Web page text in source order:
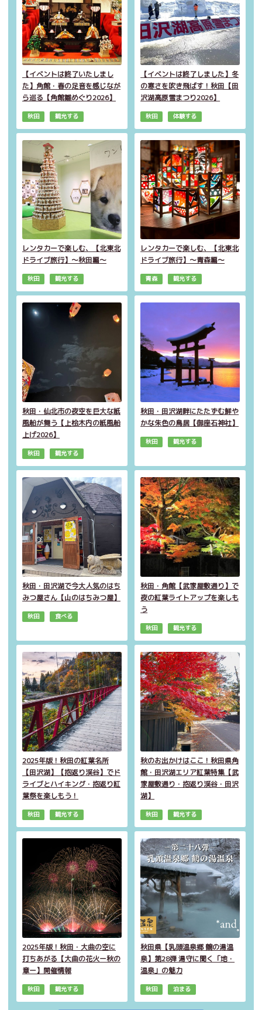
【イベントは終了いたしまし
た】角館・春の足音を感じなが
ら巡る【角館雛めぐり2026】
秋田 観光する
【イベントは終了しました】冬
の寒さを吹き飛ばす！秋田【田
沢湖高原雪まつり2026】
秋田 体験する
レンタカーで楽しむ、【北東北
ドライブ旅行】～秋田編～
秋田 観光する
レンタカーで楽しむ、【北東北
ドライブ旅行】～青森編～
青森 観光する
秋田・仙北市の夜空を巨大な紙
風船が舞う【上桧木内の紙風船
上げ2026】
秋田 観光する
秋田・田沢湖畔にたたずむ鮮や
かな朱色の鳥居【御座石神社】
秋田 観光する
秋田・田沢湖で今大人気のはち
みつ屋さん【山のはちみつ屋】
秋田 食べる
秋田・角館【武家屋敷通り】で
夜の紅葉ライトアップを楽しも
う
秋田 観光する
2025年版！秋田の紅葉名所
【田沢湖】【抱返り渓谷】でド
ライブとハイキング・抱返り紅
葉祭を楽しもう！
秋田 観光する
秋のお出かけはここ！秋田県角
館・田沢湖エリア紅葉特集【武
家屋敷通り・抱返り渓谷・田沢
湖】
秋田 観光する
2025年版！秋田・大曲の空に
打ちあがる【大曲の花火ー秋の
章ー】開催情報
秋田 観光する
秋田県【乳頭温泉郷 鶴の湯温
泉】第28弾 湯守に聞く「地・
温泉」の魅力
秋田 泊まる